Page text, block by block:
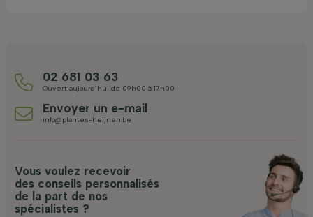
02 681 03 63
Ouvert aujourd’hui de 09h00 à 17h00
Envoyer un e-mail
info@plantes-heijnen.be
Vous voulez recevoir
des conseils personnalisés
de la part de nos
spécialistes ?